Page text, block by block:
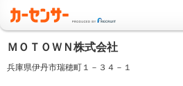
ＭＯＴＯＷＮ株式会社
兵庫県伊丹市瑞穂町１－３４－１